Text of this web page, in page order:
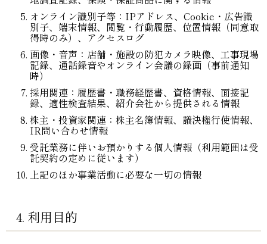
オンライン識別子等：IPアドレス、Cookie・広告識
別子、端末情報、閲覧・行動履歴、位置情報（同意取
得時のみ）、アクセスログ
画像・音声：店舗・施設の防犯カメラ映像、工事現場
記録、通話録音やオンライン会議の録画（事前通知
時）
採用関連：履歴書・職務経歴書、資格情報、面接記
録、適性検査結果、紹介会社から提供される情報
株主・投資家関連：株主名簿情報、議決権行使情報、
IR問い合わせ情報
受託業務に伴いお預かりする個人情報（利用範囲は受
託契約の定めに従います）
上記のほか事業活動に必要な一切の情報
4. 利用目的